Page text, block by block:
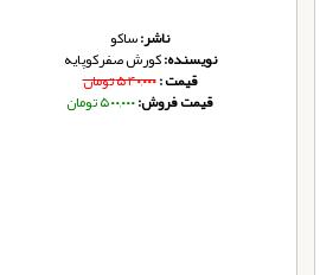
ناشر:ساکو
نویسنده:کورش صفرکوپایه
قیمت :۵۴۰,۰۰۰ تومان
قیمت فروش:۵۰۰,۰۰۰ تومان